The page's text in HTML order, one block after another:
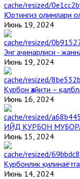
Юртингиз олимлари
Июнь 19, 2024
Энг ачинарлиси -
Июнь 19, 2024
Қурбон ҳайити –
Июнь 16, 2024
ИЙД ҚУРБОН
Июнь 15, 2024
Қурбонлик
Июнь 14, 2024